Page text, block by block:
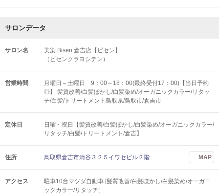
サロンデータ
サロン名
美染 Bisen 倉吉店【ビセン】
（ビセンクラヨシテン）
営業時間
月曜日～土曜日 9：00～18：00(最終受付17：00)【当日予約
◎】 髪質改善/白髪ぼかし/白髪染め/オーガニックカラー/リタッ
チ/白髪/トリートメント鳥取県/鳥取市/倉吉市
定休日
日曜・祝日【髪質改善/白髪ぼかし/白髪染め/オーガニックカラー/
リタッチ/白髪/トリートメント/倉吉】
住所 鳥取県倉吉市清谷３２５イワセビル２階 MAP
アクセス
駐車10台マツダ自動車 [髪質改善/白髪ぼかし/白髪染め/オーガニ
ックカラー/リタッチ］